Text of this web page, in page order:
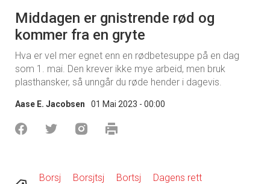
Middagen er gnistrende rød og
kommer fra en gryte
Hva er vel mer egnet enn en rødbetesuppe på en dag
som 1. mai. Den krever ikke mye arbeid, men bruk
plasthansker, så unngår du røde hender i dagevis.
Aase E. Jacobsen 01 Mai 2023 - 00:00
Borsj Borsjtsj Bortsj
Dagens rett